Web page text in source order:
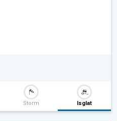
Storm Isglat